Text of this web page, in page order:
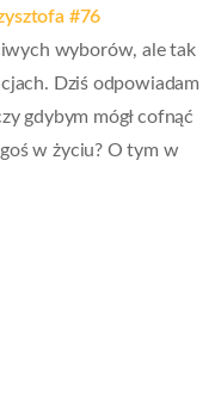
#76
wyborów, ale tak
Dziś odpowiadam
gdybym mógł cofnąć
w życiu? O tym w